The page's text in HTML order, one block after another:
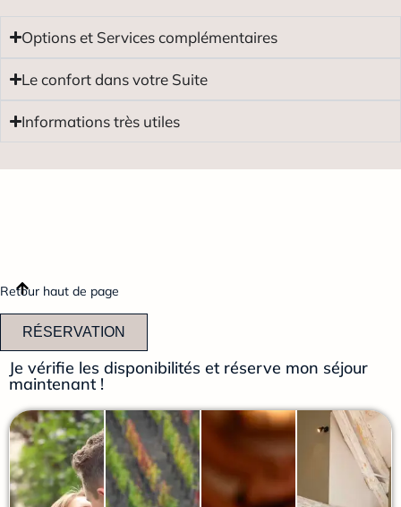
Options et Services complémentaires
Le confort dans votre Suite
Informations très utiles
Retour haut de page
RÉSERVATION
Je vérifie les disponibilités et réserve mon séjour
maintenant !